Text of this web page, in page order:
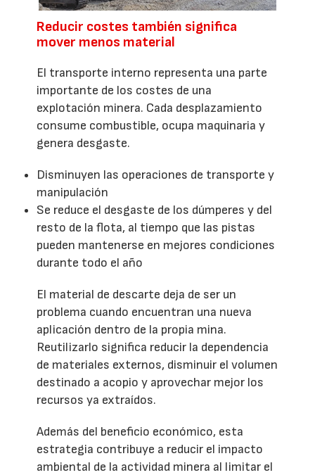
Reducir costes también significa
mover menos material
El transporte interno representa una parte
importante de los costes de una
explotación minera. Cada desplazamiento
consume combustible, ocupa maquinaria y
genera desgaste.
Disminuyen las operaciones de transporte y
manipulación
Se reduce el desgaste de los dúmperes y del
resto de la flota, al tiempo que las pistas
pueden mantenerse en mejores condiciones
durante todo el año
El material de descarte deja de ser un
problema cuando encuentran una nueva
aplicación dentro de la propia mina.
Reutilizarlo significa reducir la dependencia
de materiales externos, disminuir el volumen
destinado a acopio y aprovechar mejor los
recursos ya extraídos.
Además del beneficio económico, esta
estrategia contribuye a reducir el impacto
ambiental de la actividad minera al limitar el